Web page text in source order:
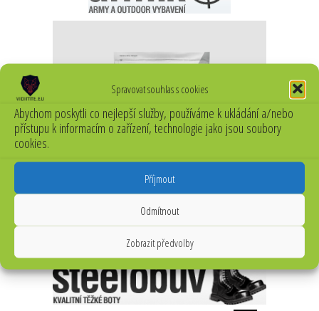
Spravovat souhlas s cookies
Abychom poskytli co nejlepší služby, používáme k ukládání a/nebo
přístupu k informacím o zařízení, technologie jako jsou soubory
cookies.
Příjmout
Odmítnout
Zobrazit předvolby